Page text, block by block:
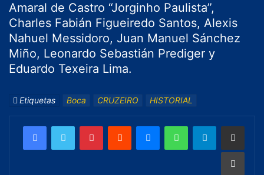
Amaral de Castro “Jorginho Paulista”,
Charles Fabián Figueiredo Santos, Alexis
Nahuel Messidoro, Juan Manuel Sánchez
Miño, Leonardo Sebastián Prediger y
Eduardo Texeira Lima.
Etiquetas Boca CRUZEIRO HISTORIAL